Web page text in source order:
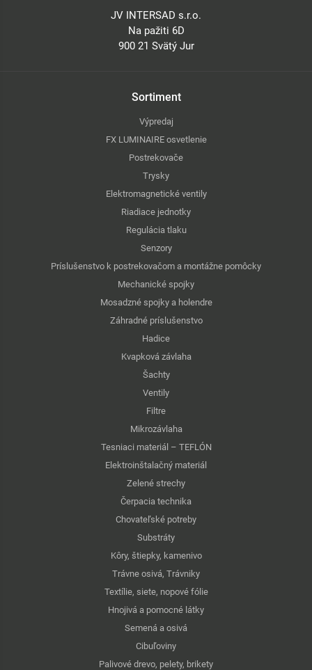
JV INTERSAD s.r.o.
Na pažiti 6D
900 21 Svätý Jur
Sortiment
Výpredaj
FX LUMINAIRE osvetlenie
Postrekovače
Trysky
Elektromagnetické ventily
Riadiace jednotky
Regulácia tlaku
Senzory
Príslušenstvo k postrekovačom a montážne pomôcky
Mechanické spojky
Mosadzné spojky a holendre
Záhradné príslušenstvo
Hadice
Kvapková závlaha
Šachty
Ventily
Filtre
Mikrozávlaha
Tesniaci materiál – TEFLÓN
Elektroinštalačný materiál
Zelené strechy
Čerpacia technika
Chovateľské potreby
Substráty
Kôry, štiepky, kamenivo
Trávne osivá, Trávniky
Textílie, siete, nopové fólie
Hnojivá a pomocné látky
Semená a osivá
Cibuľoviny
Palivové drevo, pelety, brikety